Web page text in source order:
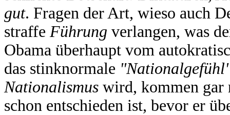
gut. Fragen der Art, wieso auch
straffe Führung verlangen, was
Obama überhaupt vom
das stinknormale
Nationalismus wird, kommen gar
schon entschieden ist, bevor er